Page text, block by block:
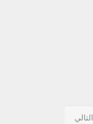
التالي